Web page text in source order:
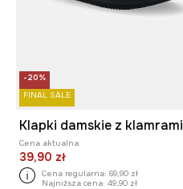
-20%
FINAL SALE
Klapki damskie z klamrami
Cena aktualna:
39,90 zł
Cena regularna: 69,90 zł
Najniższa cena: 49,90 zł